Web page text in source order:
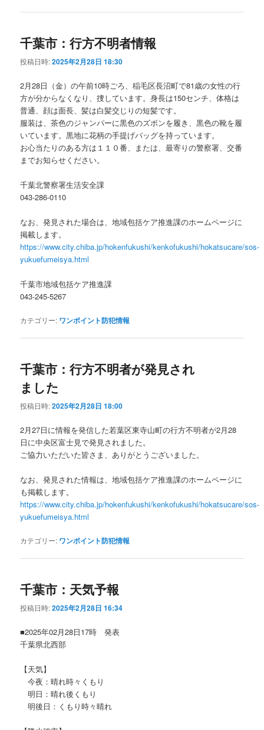
千葉市：行方不明者情報
投稿日時:2025年2月28日 18:30
2月28日（金）の午前10時ごろ、稲毛区長沼町で81歳の女性の行
方が分からなくなり、捜しています。身長は150センチ、体格は
普通、顔は面長、髪は白髪交じりの短髪です。
服装は、茶色のジャンパーに黒色のズボンを履き、黒色の靴を履
いています。黒地に花柄の手提げバッグを持っています。
お心当たりのある方は１１０番、または、最寄りの警察署、交番
までお知らせください。
千葉北警察署生活安全課
043-286-0110
なお、発見された場合は、地域包括ケア推進課のホームページに
掲載します。
https://www.city.chiba.jp/hokenfukushi/kenkofukushi/hokatsucare/sos-
yukuefumeisya.html
千葉市地域包括ケア推進課
043-245-5267
カテゴリー: ワンポイント防犯情報
千葉市：行方不明者が発見され
ました
投稿日時:2025年2月28日 18:00
2月27日に情報を発信した若葉区東寺山町の行方不明者が2月28
日に中央区富士見で発見されました。
ご協力いただいた皆さま、ありがとうございました。
なお、発見された情報は、地域包括ケア推進課のホームページに
も掲載します。
https://www.city.chiba.jp/hokenfukushi/kenkofukushi/hokatsucare/sos-
yukuefumeisya.html
カテゴリー: ワンポイント防犯情報
千葉市：天気予報
投稿日時:2025年2月28日 16:34
■2025年02月28日17時 発表
千葉県北西部
【天気】
今夜：晴れ時々くもり
明日：晴れ後くもり
明後日：くもり時々晴れ